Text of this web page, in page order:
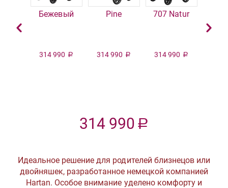
Бежевый
314 990 Р
Pine
314 990 Р
707 Natur
314 990 Р
314 990 Р
Идеальное решение для родителей близнецов или
двойняшек, разработанное немецкой компанией
Hartan. Особое внимание уделено комфорту и